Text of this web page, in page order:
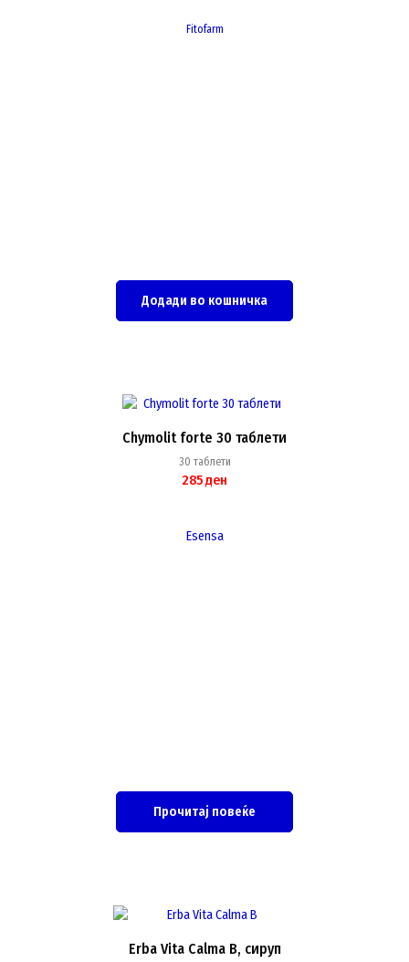
Fitofarm
Додади во кошничка
Chymolit forte 30 таблети
30 таблети
285ден
Esensa
Прочитај повеќе
Erba Vita Calma B, сируп